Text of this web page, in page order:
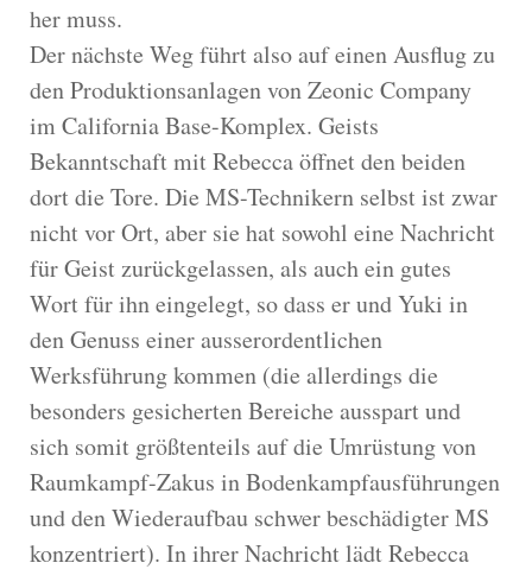
her muss.
Der nächste Weg führt also auf einen Ausflug zu
den Produktionsanlagen von Zeonic Company
im California Base-Komplex. Geists
Bekanntschaft mit Rebecca öffnet den beiden
dort die Tore. Die MS-Technikern selbst ist zwar
nicht vor Ort, aber sie hat sowohl eine Nachricht
für Geist zurückgelassen, als auch ein gutes
Wort für ihn eingelegt, so dass er und Yuki in
den Genuss einer ausserordentlichen
Werksführung kommen (die allerdings die
besonders gesicherten Bereiche ausspart und
sich somit größtenteils auf die Umrüstung von
Raumkampf-Zakus in Bodenkampfausführungen
und den Wiederaufbau schwer beschädigter MS
konzentriert). In ihrer Nachricht lädt Rebecca